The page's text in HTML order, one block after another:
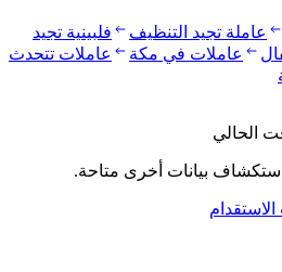
عاملة تجيد التنظيف
فلبينية تجيد
عاملات في مكة
عاملات تتحدث
الحالي
استكشاف بيانات أخرى متاحة.